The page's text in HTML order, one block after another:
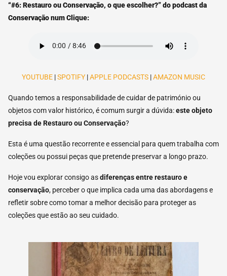
“#6: Restauro ou Conservação, o que escolher?” do podcast da
Conservação num Clique:
YOUTUBE |SPOTIFY |APPLE PODCASTS |AMAZON MUSIC
Quando temos a responsabilidade de cuidar de património ou
objetos com valor histórico, é comum surgir a dúvida:este objeto
precisa deRestauroou Conservação?
Esta é uma questão recorrente e essencial para quem trabalha com
coleções ou possui peças que pretende preservar a longo prazo.
Hoje vou explorar consigo asdiferenças entre restauro e
conservação, perceber o que implica cada uma das abordagens e
refletir sobre como tomar a melhor decisão para proteger as
coleções que estão ao seu cuidado.